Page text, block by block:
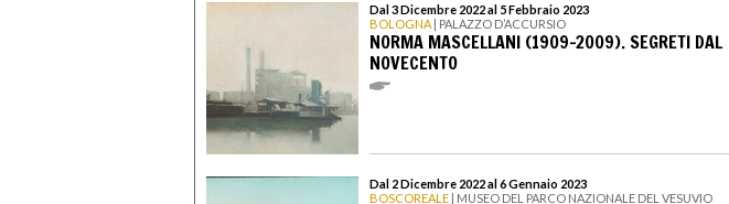
Dal 3 Dicembre 2022 al 5 Febbraio 2023
BOLOGNA | PALAZZO D’ACCURSIO
NORMA MASCELLANI (1909-2009). SEGRETI DAL
NOVECENTO
Dal 2 Dicembre 2022 al 6 Gennaio 2023
BOSCOREALE | MUSEO DEL PARCO NAZIONALE DEL VESUVIO